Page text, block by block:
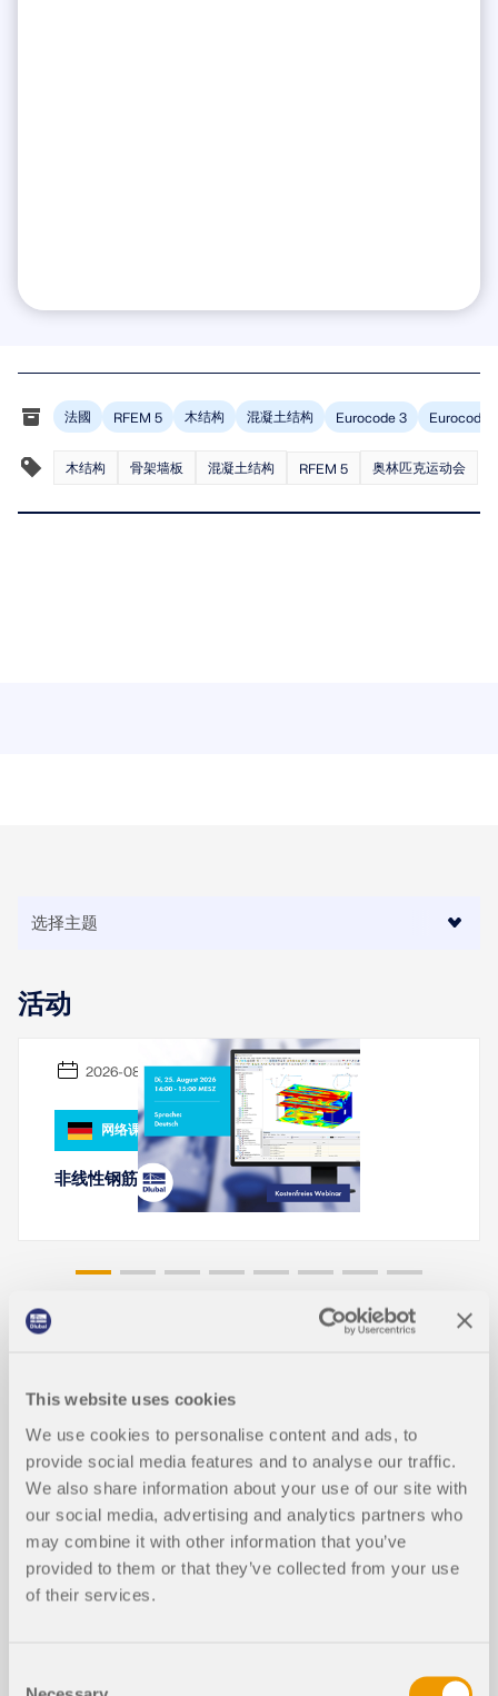
This website uses cookies
We use cookies to personalise content and ads, to
provide social media features and to analyse our traffic.
We also share information about your use of our site with
our social media, advertising and analytics partners who
may combine it with other information that you’ve
provided to them or that they’ve collected from your use
of their services.
法國 RFEM 5 木结构 混凝土结构 Eurocode 3 Eurocode
木结构 骨架墙板 混凝土结构 RFEM 5 奥林匹克运动会
活动
2026-08-25
网络课堂
非线性钢筋混凝土计算在RFEM 6中